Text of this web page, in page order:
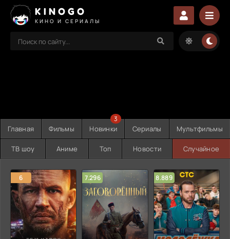
KINOGO
КИНО И СЕРИАЛЫ
Главная Фильмы Новинки
3
Сериалы Мультфильмы
ТВ шоу Аниме Топ Новости Случайное
6 7.296 8.889